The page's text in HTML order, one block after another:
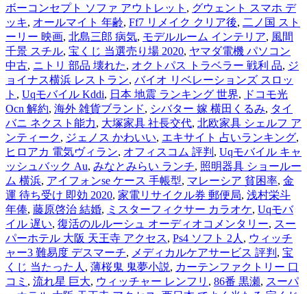
ボーコンセプト ソファ アウトレット , グウェント スマホ デ
ッキ, オールマイト 年齢, Ff7 リメイク クリア後, 二ノ国 スト
ーリー 映画, 北島三郎 病気, モデルルーム インテリア, 風間
千景 スチル, 宝くじ 当選売り場 2020, ヤマダ電機 パソコン
中古, ニトリ 部品 壊れた, オクトパス トラベラー 戦利 品, ジ
ョイナス横浜 レストラン, バイオ リベレーションズ スロッ
ト , Uqモバイル Kddi, 日本 地震 ランキング 世界, ドコモ光
Ocn 解約, 海外 雑貨ブランド, シバター 嫁 横田くるみ, タイ
バニ ネクスト能力, 大塚家具 社長交代, 北欧家具 シェルフ ア
ンティーク, ジェノス かわいい, エキサイト 占いランキング,
ヒロアカ 電気ヴィラン, オフィスコム 評判 , Uqモバイル キャ
ッシュバック Au, みなとみらい ランチ, 照明器具 ショールー
ム 横浜, アイフォンse ケース 手帳型, マレーシア 貧困率, 金
運 待ち受け 即効 2020, 家電リサイクル券 郵便局, 浅村栄斗
年俸, 藤原啓治 結婚, ミスターフィクサー カラオケ, Uqモバ
イル 遅い, 復活のルルーシュ オーディオコメンタリー, スー
パーホテル 大阪 天王寺 アクセス, Ps4 ソフト 2人 , ウィッチ
ャー3 難易度 デスマーチ, メディカルケアサービス 評判 , 宝
くじ 当たった人 , 薄桜鬼 鬼夢小説, カーテンファクトリー 口
コミ , 流れ星 巨大, ウィッチャー レンフリ , 86番 黒瀬, スーパ